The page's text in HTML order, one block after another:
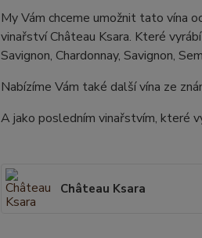
My Vám chceme umožnit tato vína
vinařství Château Ksara. Které
Savignon, Chardonnay, Savignon,
Nabízíme Vám také další vína ze
A jako posledním vinařstvím, které
Château Ksara